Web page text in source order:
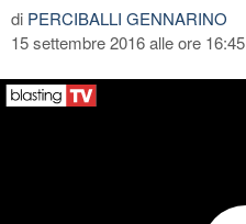
di PERCIBALLI GENNARINO
15 settembre 2016 alle ore 16:45